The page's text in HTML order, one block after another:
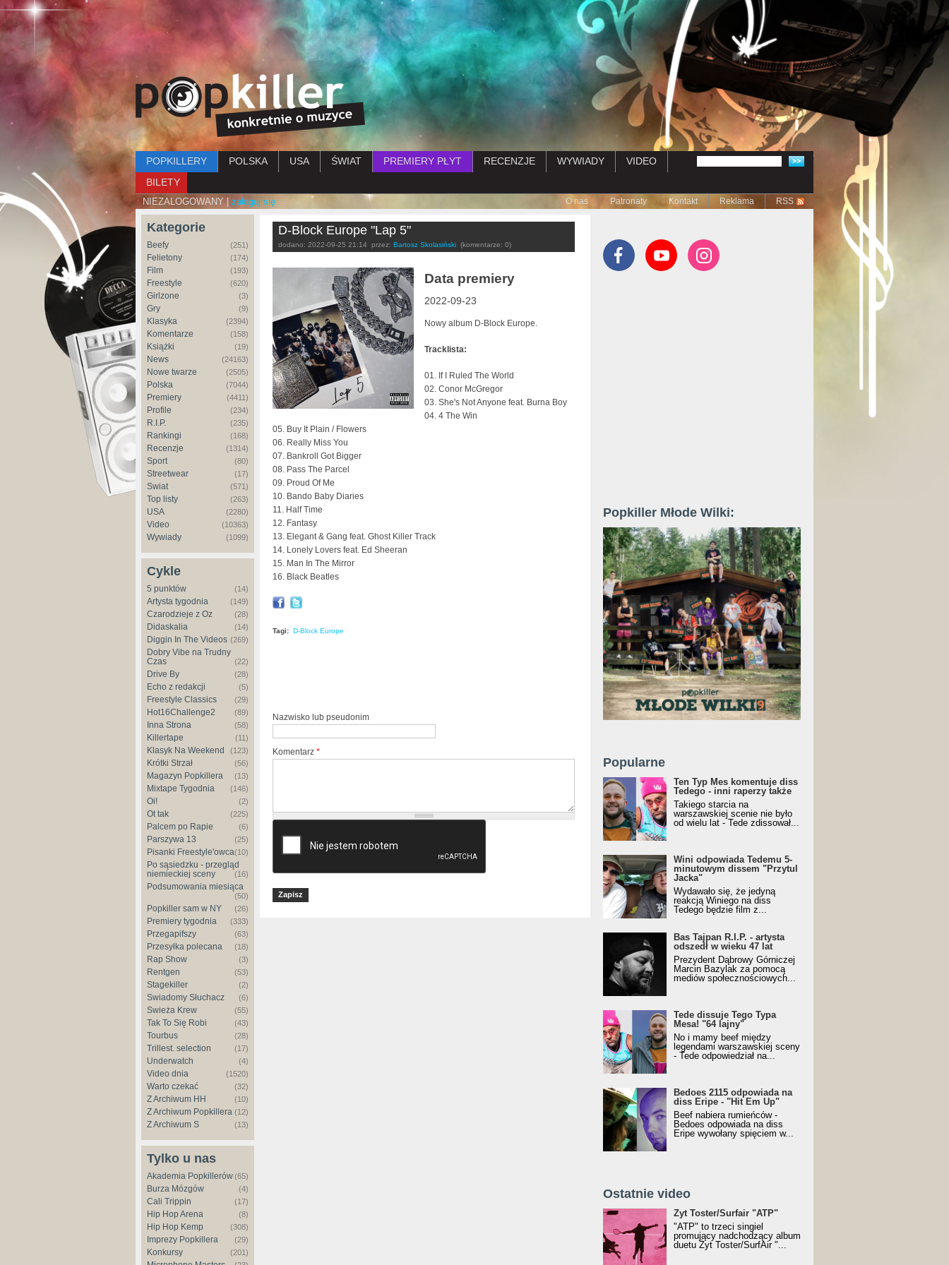
Przejdź do treści
Menu główne
POPKILLERY POLSKA USA ŚWIAT PREMIERY PŁYT RECENZJE WYWIADY
VIDEO
BILETY
NIEZALOGOWANY | zaloguj się Submenu
O nas Patronaty Kontakt Reklama RSS
Kategorie
Beefy (251)
Felietony (174)
Film (193)
Freestyle (620)
Girlzone (3)
Gry (9)
Klasyka (2394)
Komentarze (158)
Książki (19)
News (24163)
Nowe twarze (2505)
Polska (7044)
Premiery (4411)
Profile (234)
R.I.P. (235)
Rankingi (168)
Recenzje (1314)
Sport (80)
Streetwear (17)
Świat (571)
Top listy (263)
USA (2280)
Video (10363)
Wywiady (1099)
Cykle
5 punktów (14)
Artysta tygodnia (149)
Czarodzieje z Oz (28)
Didaskalia (14)
Diggin In The Videos (269)
Dobry Vibe na Trudny
Czas
(22)
Drive By (28)
Echo z redakcji (5)
Freestyle Classics (29)
Hot16Challenge2 (89)
Inna Strona (58)
Killertape (11)
Klasyk Na Weekend (123)
Krótki Strzał (56)
Magazyn Popkillera (13)
Mixtape Tygodnia (146)
Oi! (2)
Ot tak (225)
Palcem po Rapie (6)
Parszywa 13 (25)
Pisanki Freestyle'owca(10)
Po sąsiedzku - przegląd
niemieckiej sceny
(16)
Podsumowania miesiąca
(50)
Popkiller sam w NY (26)
Premiery tygodnia (333)
Przegapifszy (63)
Przesyłka polecana (18)
Rap Show (3)
Rentgen (53)
Stagekiller (2)
Świadomy Słuchacz (6)
Świeża Krew (55)
Tak To Się Robi (43)
Tourbus (28)
Trillest. selection (17)
Underwatch (4)
Video dnia (1520)
Warto czekać (32)
Z Archiwum HH (10)
Z Archiwum Popkillera (12)
Z Archiwum S (13)
Tylko u nas
Akademia Popkillerów(65)
Burza Mózgów (4)
Cali Trippin (17)
Hip Hop Arena (8)
Hip Hop Kemp (308)
Imprezy Popkillera (29)
Konkursy (201)
D-Block Europe "Lap 5"
dodano: 2022-09-25 21:14 przez: Bartosz Skolasiński (komentarze: 0)
Data premiery
2022-09-23
Nowy album D-Block Europe.
Tracklista:
01. If I Ruled The World
02. Conor McGregor
03. She's Not Anyone feat. Burna Boy
04. 4 The Win
05. Buy It Plain / Flowers
06. Really Miss You
07. Bankroll Got Bigger
08. Pass The Parcel
09. Proud Of Me
10. Bando Baby Diaries
11. Half Time
12. Fantasy
13. Elegant & Gang feat. Ghost Killer Track
14. Lonely Lovers feat. Ed Sheeran
15. Man In The Mirror
16. Black Beatles
Tagi: D-Block Europe
Nazwisko lub pseudonim
Komentarz *
Popkiller Młode Wilki:
Popularne
Ten Typ Mes komentuje diss
Tedego - inni raperzy także
Takiego starcia na
warszawskiej scenie nie było
od wielu lat - Tede zdissował...
Wini odpowiada Tedemu 5-
minutowym dissem "Przytul
Jacka"
Wydawało się, że jedyną
reakcją Winiego na diss
Tedego będzie film z...
Bas Tajpan R.I.P. - artysta
odszedł w wieku 47 lat
Prezydent Dąbrowy Górniczej
Marcin Bazylak za pomocą
mediów społecznościowych...
Tede dissuje Tego Typa
Mesa! "64 lajny"
No i mamy beef między
legendami warszawskiej sceny
- Tede odpowiedział na...
Bedoes 2115 odpowiada na
diss Eripe - "Hit Em Up"
Beef nabiera rumieńców -
Bedoes odpowiada na diss
Eripe wywołany spięciem w...
Ostatnie video
Żyt Toster/SurfAir - ATP VIDEO
Żyt Toster/Surfair "ATP"
"ATP" to trzeci singiel
promujący nadchodzący album
duetu Żyt Toster/SurfAir "...